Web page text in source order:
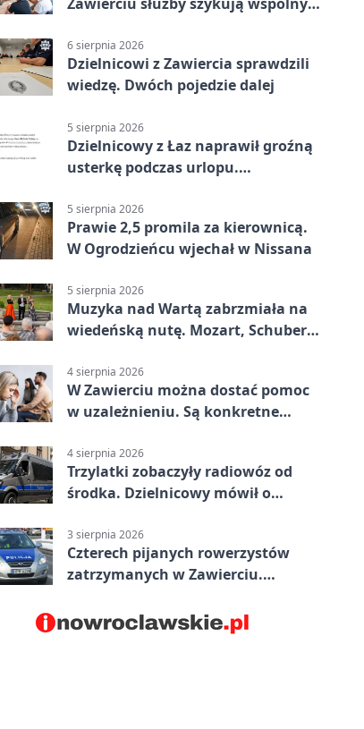
6 sierpnia 2026
Dzielnicowi z Zawiercia sprawdzili
wiedzę. Dwóch pojedzie dalej
5 sierpnia 2026
Dzielnicowy z Łaz naprawił groźną
usterkę podczas urlopu.
5 sierpnia 2026
Prawie 2,5 promila za kierownicą.
W Ogrodzieńcu wjechał w Nissana
5 sierpnia 2026
Muzyka nad Wartą zabrzmiała na
wiedeńską nutę. Mozart, Schubert i
4 sierpnia 2026
W Zawierciu można dostać pomoc
w uzależnieniu. Są konkretne
4 sierpnia 2026
Trzylatki zobaczyły radiowóz od
środka. Dzielnicowy mówił o
3 sierpnia 2026
Czterech pijanych rowerzystów
zatrzymanych w Zawierciu.
promila